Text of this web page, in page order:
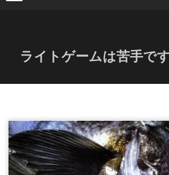
S
H
N
O
N
LI
N
ライトゲームは苦手で